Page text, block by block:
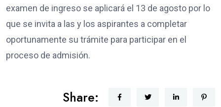
examen de ingreso se aplicará el 13 de agosto por lo
que se invita a las y los aspirantes a completar
oportunamente su trámite para participar en el
proceso de admisión.
Share: